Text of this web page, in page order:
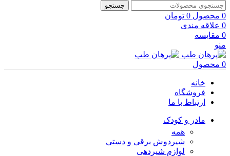
جستجو
0 محصول 0 تومان
0 علاقه مندی
0 مقایسه
منو
0 محصول
خانه
فروشگاه
ارتباط با ما
مادر و کودک
همه
شیردوش برقی و دستی
لوازم شیردهی